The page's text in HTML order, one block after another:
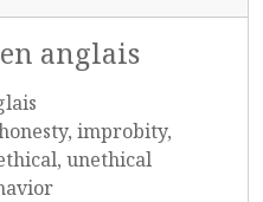
anglais
improbity,
unethical